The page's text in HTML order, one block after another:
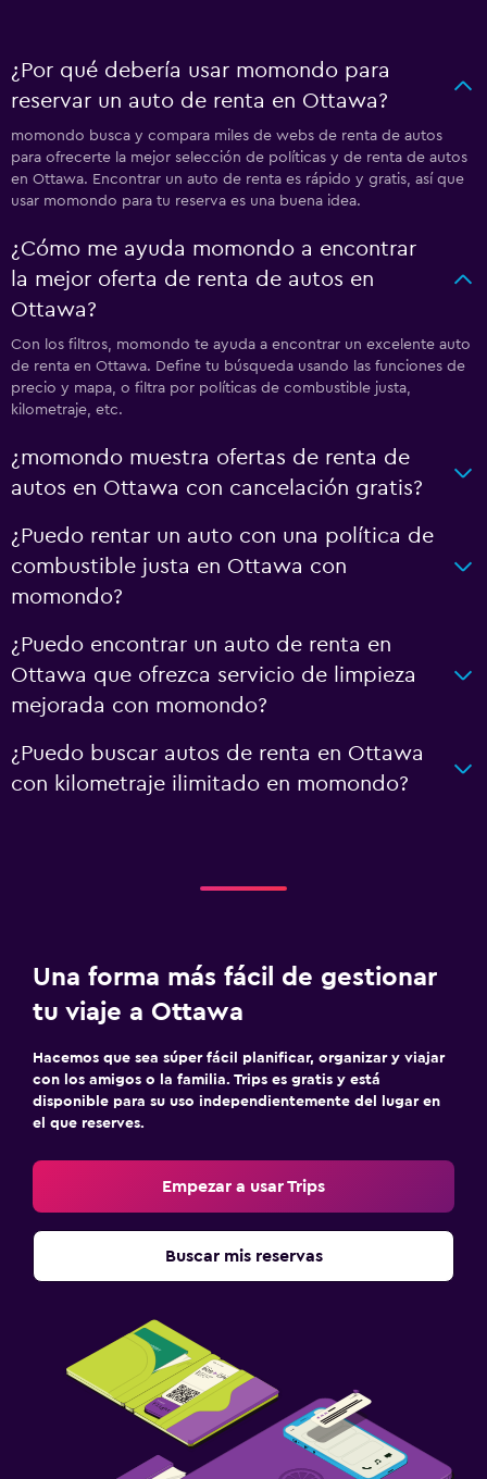
¿Por qué debería usar momondo para
reservar un auto de renta en Ottawa?
momondo busca y compara miles de webs de renta de autos
para ofrecerte la mejor selección de políticas y de renta de autos
en Ottawa. Encontrar un auto de renta es rápido y gratis, así que
usar momondo para tu reserva es una buena idea.
¿Cómo me ayuda momondo a encontrar
la mejor oferta de renta de autos en
Ottawa?
Con los filtros, momondo te ayuda a encontrar un excelente auto
de renta en Ottawa. Define tu búsqueda usando las funciones de
precio y mapa, o filtra por políticas de combustible justa,
kilometraje, etc.
¿momondo muestra ofertas de renta de
autos en Ottawa con cancelación gratis?
¿Puedo rentar un auto con una política de
combustible justa en Ottawa con
momondo?
¿Puedo encontrar un auto de renta en
Ottawa que ofrezca servicio de limpieza
mejorada con momondo?
¿Puedo buscar autos de renta en Ottawa
con kilometraje ilimitado en momondo?
Una forma más fácil de gestionar
tu viaje a Ottawa
Hacemos que sea súper fácil planificar, organizar y viajar
con los amigos o la familia. Trips es gratis y está
disponible para su uso independientemente del lugar en
el que reserves.
Empezar a usar Trips
Buscar mis reservas